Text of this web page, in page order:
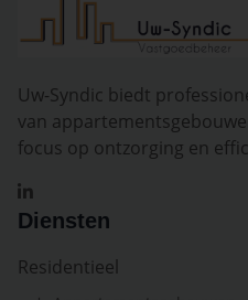
Uw-Syndic biedt
van
focus op ontzorging en
Diensten
Residentieel